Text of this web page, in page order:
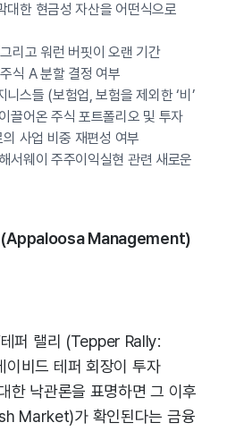
대한 현금성 자산을 어떤식으로
리고 워런 버핏이 오랜 기간
식 A 분할 결정 여부
스들 (보험업, 보험을 제외한 ‘비’
끌어온 주식 포트폴리오 및 투자
사업 비중 재편성 여부
서웨이 주주이익실현 관련 새로운
(Appaloosa Management)
퍼 랠리 (Tepper Rally:
이비드 테퍼 회장이 투자
한 낙관론을 표명하면 그 이후
Market)가 확인된다는 금융